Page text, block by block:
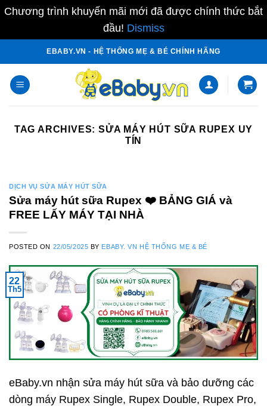
Chương trình khuyến mãi mới đã được chính thức bắt
đầu! Dismiss
content
EBABY.VN - HỆ THỐNG MẸ & BÉ CHÍNH HÃNG
TAG ARCHIVES: SỬA MÁY HÚT SỮA RUPEX UY
TÍN
DỊCH VỤ SỬA MÁY HÚT SỮA
Sửa máy hút sữa Rupex ❤️️ BẢNG GIÁ và
FREE LẤY MÁY TẠI NHÀ
POSTED ON 22/05/2025 BY EBABY. VN HỆ THỐNG MẸ & BÉ
22
Th5
eBaby.vn nhận sửa máy hút sữa và bảo dưỡng các
dòng máy Rupex Single, Rupex Double, Rupex Pro,